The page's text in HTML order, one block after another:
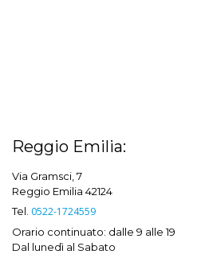
Reggio Emilia:
Via Gramsci, 7
Reggio Emilia 42124
Tel. 0522-1724559
Orario continuato: dalle 9 alle 19
Dal lunedì al Sabato